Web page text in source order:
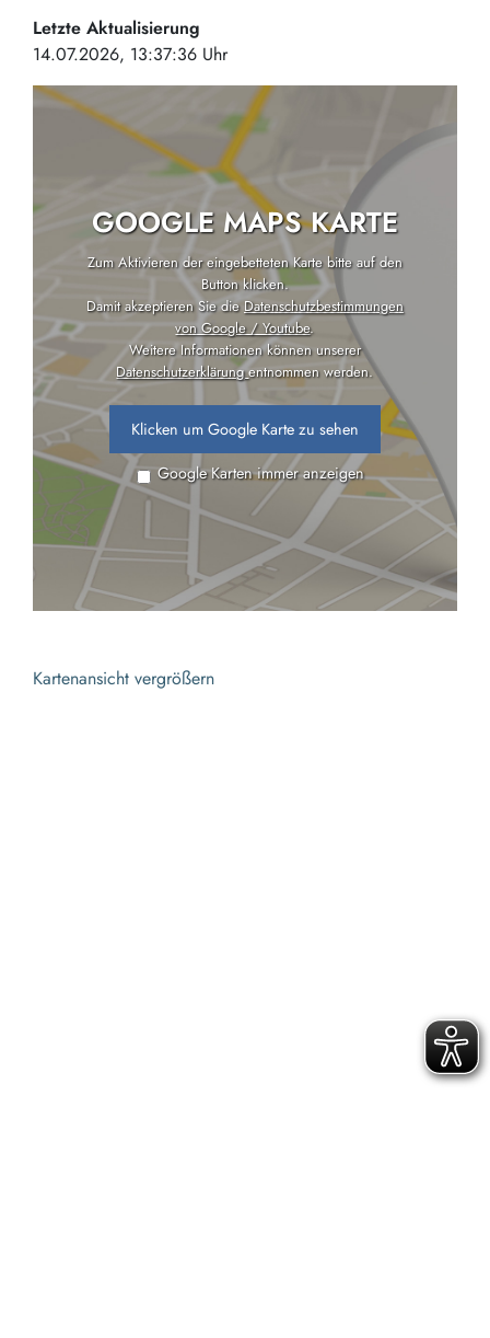
Letzte Aktualisierung
14.07.2026, 13:37:36 Uhr
GOOGLE MAPS KARTE
Zum Aktivieren der eingebetteten Karte bitte auf den
Button klicken.
Damit akzeptieren Sie dieDatenschutzbestimmungen
von Google / Youtube.
Weitere Informationen können unserer
Datenschutzerklärungentnommen werden.
Klicken um Google Karte zu sehen
Google Karten immer anzeigen
Kartenansicht vergrößern